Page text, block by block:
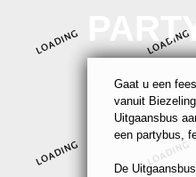
Gaat u een
vanuit
Uitgaansbus
een partybus,
De